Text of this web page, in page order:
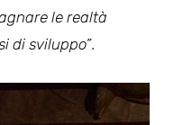
le realtà
di sviluppo”.